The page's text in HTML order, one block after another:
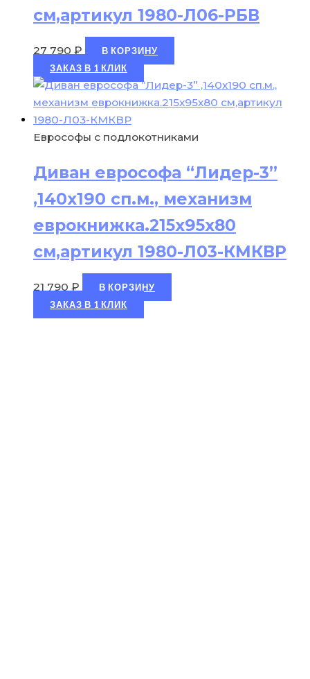
см,артикул 1980-Л06-РБВ
27 790 ₽
В КОРЗИНУ
ЗАКАЗ В 1 КЛИК
Еврософы с подлокотниками
Диван еврософа “Лидер-3”
,140х190 сп.м., механизм
еврокнижка.215х95х80
см,артикул 1980-Л03-КМКВР
21 790 ₽
В КОРЗИНУ
ЗАКАЗ В 1 КЛИК